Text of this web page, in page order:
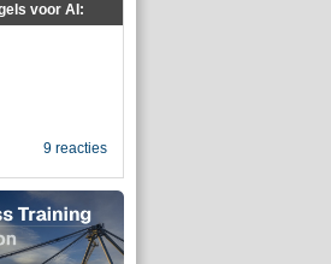
voor AI:
9 reacties